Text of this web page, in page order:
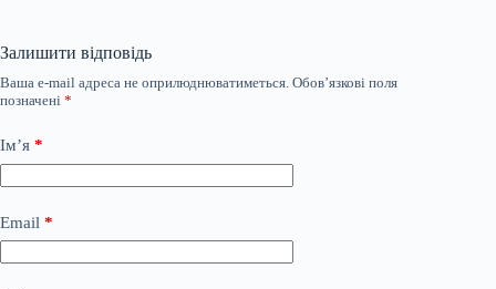
Залишити відповідь
Ваша e-mail адреса не оприлюднюватиметься. Обов’язкові поля
позначені *
Ім’я *
Email *